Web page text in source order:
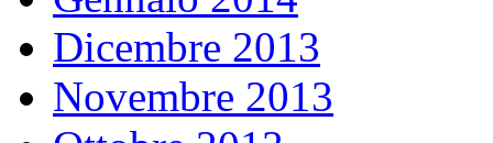
Dicembre 2013
Novembre 2013